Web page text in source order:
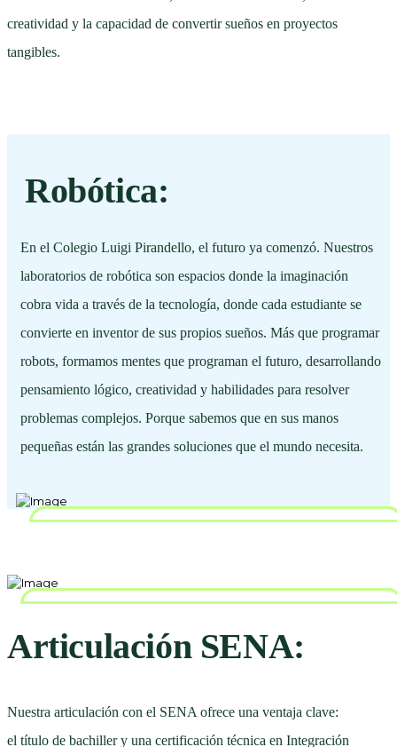
creatividad y la capacidad de convertir sueños en proyectos
tangibles.
Robótica:
En el Colegio Luigi Pirandello, el futuro ya comenzó. Nuestros
laboratorios de robótica son espacios donde la imaginación
cobra vida a través de la tecnología, donde cada estudiante se
convierte en inventor de sus propios sueños. Más que programar
robots, formamos mentes que programan el futuro, desarrollando
pensamiento lógico, creatividad y habilidades para resolver
problemas complejos. Porque sabemos que en sus manos
pequeñas están las grandes soluciones que el mundo necesita.
Articulación SENA:
Nuestra articulación con el SENA ofrece una ventaja clave:
el título de bachiller y una certificación técnica en Integración